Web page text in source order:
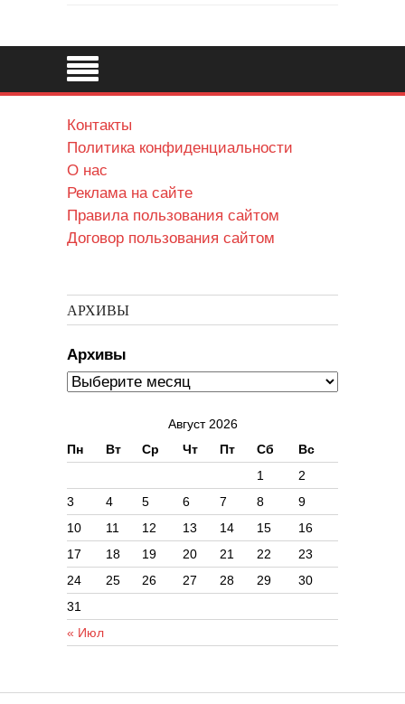
Контакты
Политика конфиденциальности
О нас
Реклама на сайте
Правила пользования сайтом
Договор пользования сайтом
АРХИВЫ
Архивы
Август 2026
Пн
Вт Ср Чт Пт Сб Вс
« Июл
1
2
3
4 5 6 7 8
9
10
11 12 13 14 15
16
17
18 19 20 21 22
23
24
25 26 27 28 29
30
31